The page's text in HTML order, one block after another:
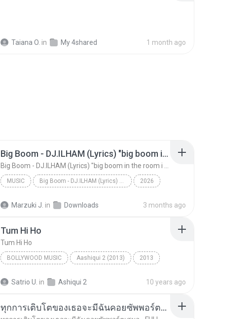
Taiana O. in My 4shared 1 month ago
Big Boom - DJ.ILHAM (Lyrics) "big boom in the room i go kaboom"
MUSIC Big Boom - DJ.ILHAM (Lyrics) "big boom in the room i go kaboom" 2026
Marzuki J. in Downloads 3 months ago
Tum Hi Ho
Tum Hi Ho
BOLLYWOOD MUSIC Aashiqui 2 (2013) 2013
Satrio U. in Ashiqui 2 10 years ago
ทุกการเติบโตของเธอจะมีฉันคอยซัพพอร์ตเสมอ - FULL , [เนื้อเพลง]